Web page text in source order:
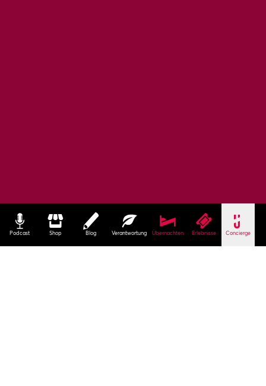
Podcast Shop Blog Verantwortung Übernachten Erlebnisse Concierge